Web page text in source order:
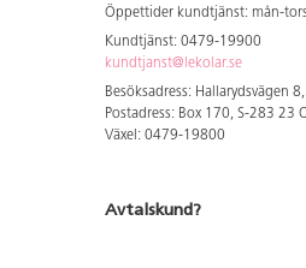
Öppettider kundtjänst: mån-
Kundtjänst: 0479-19900
kundtjanst@lekolar.se
Besöksadress: Hallarydsvägen
Postadress: Box 170, S-283 23
Växel: 0479-19800
Avtalskund?